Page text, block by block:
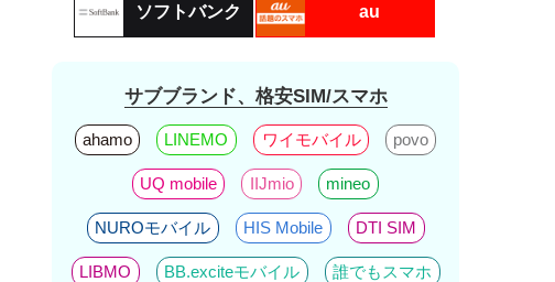
ソフトバンク au
サブブランド、格安SIM/スマホ
ahamo LINEMO ワイモバイル povo
UQ mobile IIJmio mineo
NUROモバイル HIS Mobile DTI SIM
LIBMO BB.exciteモバイル 誰でもスマホ